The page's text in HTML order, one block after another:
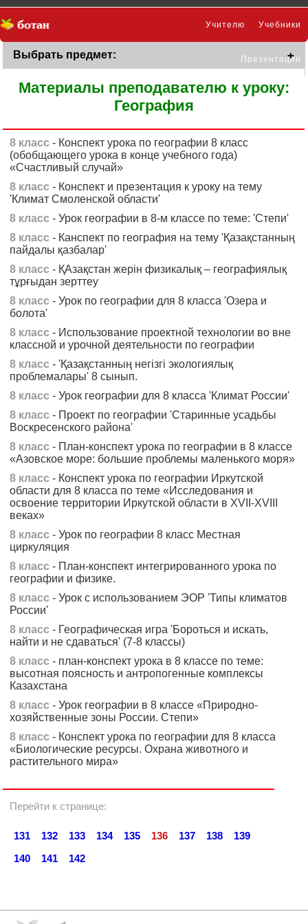
Учебники
Учителю
Презентации
Выбрать предмет:
Материалы преподавателю к уроку:
География
8 класс - Конспект урока по географии 8 класс
(обобщающего урока в конце учебного года)
«Счастливый случай»
8 класс - Конспект и презентация к уроку на тему
'Климат Смоленской области'
8 класс - Урок географии в 8-м классе по теме: 'Степи'
8 класс - Канспект по география на тему 'Қазақстанның
пайдалы қазбалар'
8 класс - ҚАзақстан жерін физикалық – географиялық
тұрғыдан зерттеу
8 класс - Урок по географии для 8 класса 'Озера и
болота'
8 класс - Использование проектной технологии во вне
классной и урочной деятельности по географии
8 класс - 'Қазақстанның негізгі экологиялық
проблемалары' 8 сынып.
8 класс - Урок географии для 8 класса 'Климат России'
8 класс - Проект по географии 'Старинные усадьбы
Воскресенского района'
8 класс - План-конспект урока по географии в 8 классе
«Азовское море: большие проблемы маленького моря»
8 класс - Конспект урока по географии Иркутской
области для 8 класса по теме «Исследования и
освоение территории Иркутской области в XVII-XVIII
веках»
8 класс - Урок по географии 8 класс Местная
циркуляция
8 класс - План-конспект интегрированного урока по
географии и физике.
8 класс - Урок с использованием ЭОР 'Типы климатов
России'
8 класс - Географическая игра 'Бороться и искать,
найти и не сдаваться' (7-8 классы)
8 класс - план-конспект урока в 8 классе по теме:
высотная поясность и антропогенные комплексы
Казахстана
8 класс - Урок географии в 8 классе «Природно-
хозяйственные зоны России. Cтепи»
8 класс - Конспект урока по географии для 8 класса
«Биологические ресурсы. Охрана животного и
растительного мира»
Перейти к странице:
131 132 133 134 135 136 137 138
139
140
141 142